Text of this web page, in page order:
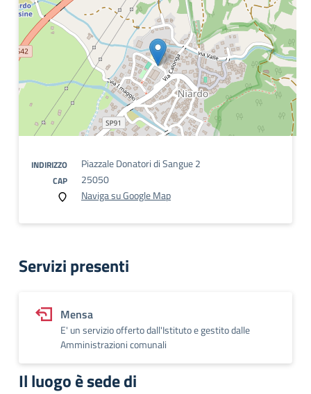
INDIRIZZO Piazzale Donatori di Sangue 2
CAP
25050
Naviga su Google Map
Servizi presenti
Mensa
E' un servizio offerto dall'Istituto e gestito dalle
Amministrazioni comunali
Il luogo è sede di